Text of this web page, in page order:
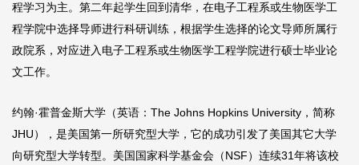
程学习为主。第二年起学生回到清华，在电子工程系或生物医学工
程学院中选择导师进行科研训练，根据学生选择的论文导师所属行
政院系，对应进入电子工程系或生物医学工程学院进行硕士毕业论
文工作。
约翰·霍普金斯大学（英语：The Johns Hopkins University，简称
JHU），是美国第一所研究型大学，它的成功引发了美国其它大学
向研究型大学转型。美国国家科学基金会（NSF）连续31年将该校